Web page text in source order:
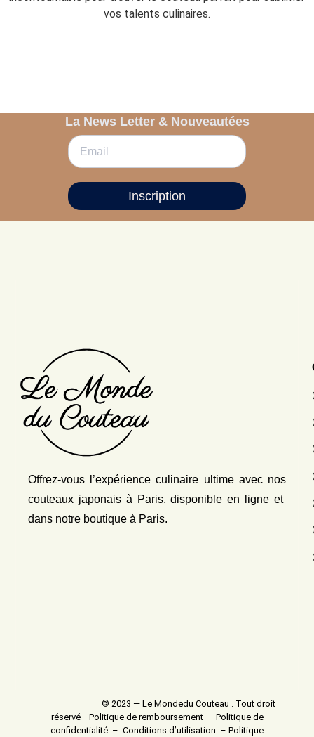
vos talents culinaires.
La News Letter & Nouveautées
Inscription
Offrez-vous l’expérience culinaire ultime avec nos
couteaux japonais à Paris, disponible en ligne et
dans notre boutique à Paris.
© 2023 — Le Mondedu Couteau . Tout droit
réservé –Politique de remboursement – Politique de
confidentialité – Conditions d’utilisation – Politique